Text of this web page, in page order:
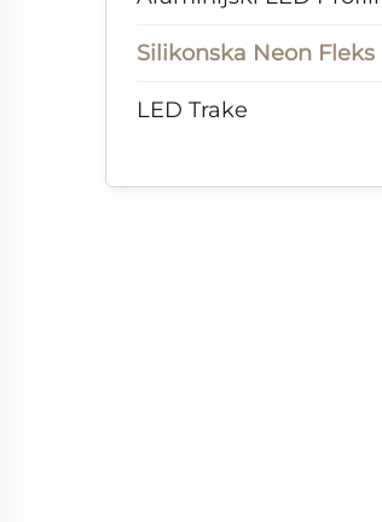
Silikonska Neon Fleks
LED Trake